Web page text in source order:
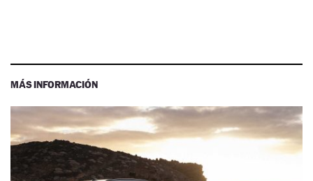
MÁS INFORMACIÓN